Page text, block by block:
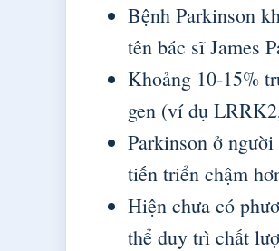
Bệnh Parkinson
tên bác sĩ James
Khoảng 10-15%
gen (ví dụ
Parkinson ở
tiến triển chậm
Hiện chưa có
thể duy trì chất